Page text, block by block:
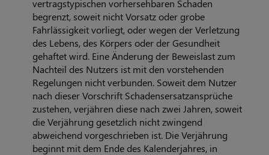
vertragstypischen vorhersehbaren Schaden
begrenzt, soweit nicht Vorsatz oder grobe
Fahrlässigkeit vorliegt, oder wegen der Verletzung
des Lebens, des Körpers oder der Gesundheit
gehaftet wird. Eine Änderung der Beweislast zum
Nachteil des Nutzers ist mit den vorstehenden
Regelungen nicht verbunden. Soweit dem Nutzer
nach dieser Vorschrift Schadensersatzansprüche
zustehen, verjähren diese nach zwei Jahren, soweit
die Verjährung gesetzlich nicht zwingend
abweichend vorgeschrieben ist. Die Verjährung
beginnt mit dem Ende des Kalenderjahres, in